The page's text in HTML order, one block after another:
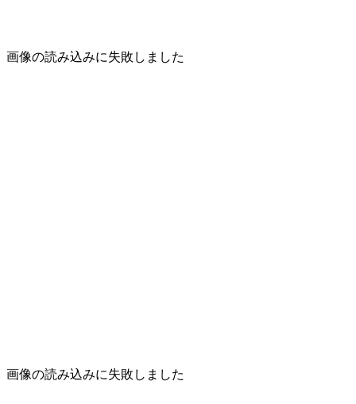
画像の読み込みに失敗しました
画像の読み込みに失敗しました